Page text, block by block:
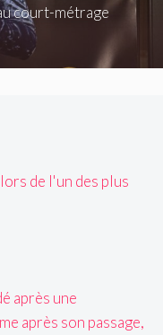
court-métrage
de l'un des plus
après une
après son passage,